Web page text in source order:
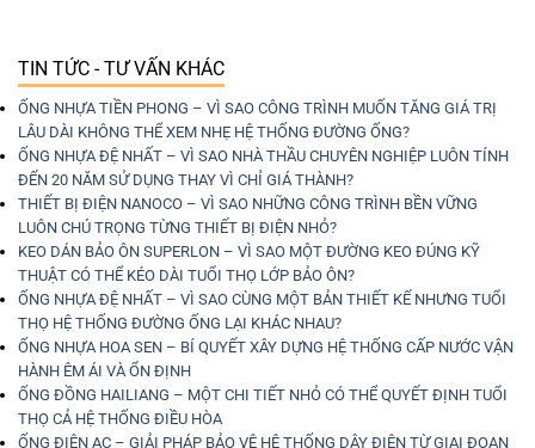
TIN TỨC - TƯ VẤN KHÁC
ỐNG NHỰA TIỀN PHONG – VÌ SAO CÔNG TRÌNH MUỐN TĂNG GIÁ TRỊ
LÂU DÀI KHÔNG THỂ XEM NHẸ HỆ THỐNG ĐƯỜNG ỐNG?
ỐNG NHỰA ĐỆ NHẤT – VÌ SAO NHÀ THẦU CHUYÊN NGHIỆP LUÔN TÍNH
ĐẾN 20 NĂM SỬ DỤNG THAY VÌ CHỈ GIÁ THÀNH?
THIẾT BỊ ĐIỆN NANOCO – VÌ SAO NHỮNG CÔNG TRÌNH BỀN VỮNG
LUÔN CHÚ TRỌNG TỪNG THIẾT BỊ ĐIỆN NHỎ?
KEO DÁN BẢO ÔN SUPERLON – VÌ SAO MỘT ĐƯỜNG KEO ĐÚNG KỸ
THUẬT CÓ THỂ KÉO DÀI TUỔI THỌ LỚP BẢO ÔN?
ỐNG NHỰA ĐỆ NHẤT – VÌ SAO CÙNG MỘT BẢN THIẾT KẾ NHƯNG TUỔI
THỌ HỆ THỐNG ĐƯỜNG ỐNG LẠI KHÁC NHAU?
ỐNG NHỰA HOA SEN – BÍ QUYẾT XÂY DỰNG HỆ THỐNG CẤP NƯỚC VẬN
HÀNH ÊM ÁI VÀ ỔN ĐỊNH
ỐNG ĐỒNG HAILIANG – MỘT CHI TIẾT NHỎ CÓ THỂ QUYẾT ĐỊNH TUỔI
THỌ CẢ HỆ THỐNG ĐIỀU HÒA
ỐNG ĐIỆN AC – GIẢI PHÁP BẢO VỆ HỆ THỐNG DÂY ĐIỆN TỪ GIAI ĐOẠN